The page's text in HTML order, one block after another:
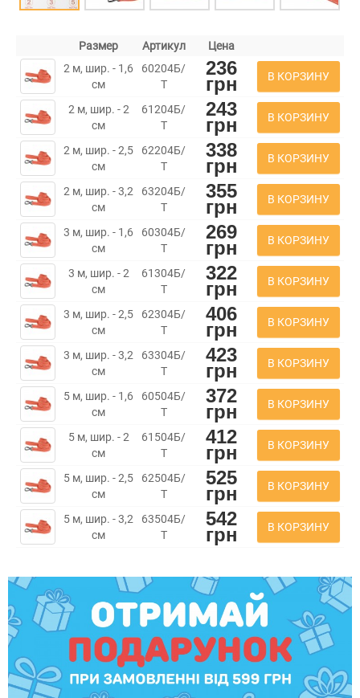
Размер Артикул
Цена
2 м, шир. - 1,6
см
60204Б/
Т
236
грн В КОРЗИНУ
2 м, шир. - 2
см
61204Б/
Т
243
грн В КОРЗИНУ
2 м, шир. - 2,5
см
62204Б/
Т
338
грн В КОРЗИНУ
2 м, шир. - 3,2
см
63204Б/
Т
355
грн В КОРЗИНУ
3 м, шир. - 1,6
см
60304Б/
Т
269
грн В КОРЗИНУ
3 м, шир. - 2
см
61304Б/
Т
322
грн В КОРЗИНУ
3 м, шир. - 2,5
см
62304Б/
Т
406
грн В КОРЗИНУ
3 м, шир. - 3,2
см
63304Б/
Т
423
грн В КОРЗИНУ
5 м, шир. - 1,6
см
60504Б/
Т
372
грн В КОРЗИНУ
5 м, шир. - 2
см
61504Б/
Т
412
грн В КОРЗИНУ
5 м, шир. - 2,5
см
62504Б/
Т
525
грн В КОРЗИНУ
5 м, шир. - 3,2
см
63504Б/
Т
542
грн В КОРЗИНУ